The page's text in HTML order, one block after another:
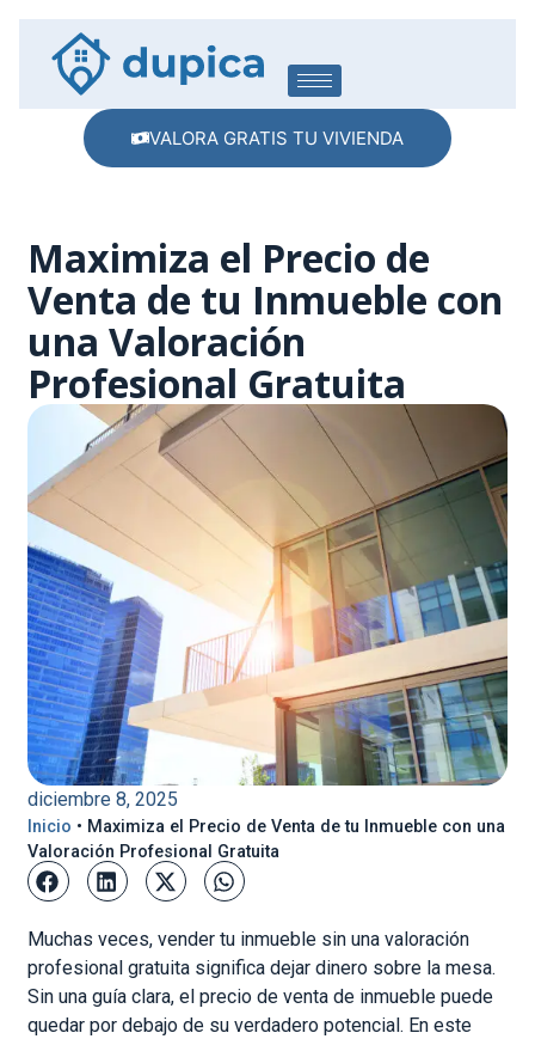
VALORA GRATIS TU VIVIENDA
Maximiza el Precio de
Venta de tu Inmueble con
una Valoración
Profesional Gratuita
diciembre 8, 2025
Inicio • Maximiza el Precio de Venta de tu Inmueble con una
Valoración Profesional Gratuita
Muchas veces, vender tu inmueble sin una valoración
profesional gratuita significa dejar dinero sobre la mesa.
Sin una guía clara, el precio de venta de inmueble puede
quedar por debajo de su verdadero potencial. En este